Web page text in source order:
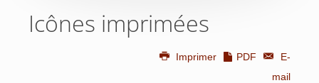
Icônes imprimées
Imprimer PDF
E-
mail